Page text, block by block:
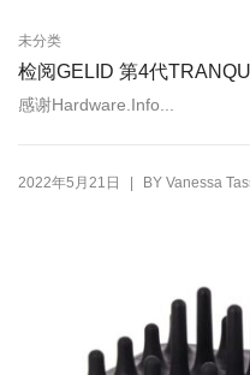
未分类
检阅GELID 第4代
感谢Hardware.Info...
2022年5月21日 BY Vanessa